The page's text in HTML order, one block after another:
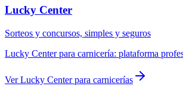
Lucky Center
Sorteos y concursos, simples y seguros
Lucky Centerpara carnicería: plataforma
VerLucky Centerpara carnicerías